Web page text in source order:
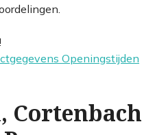
Openingstijden
Cortenbach